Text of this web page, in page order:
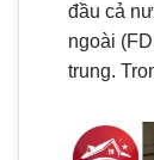
đầu cả
ngoài
trung.